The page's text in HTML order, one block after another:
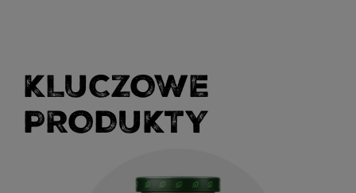
KLUCZOWE
PRODUKTY